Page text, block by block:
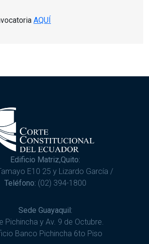
AQUÍ
Edificio Matriz,Quito:
E10 25 y Lizardo García /
Teléfono: (02) 394-1800
Sede Guayaquil:
Pichincha y Av. 9 de Octubre.
Banco Pichincha 6to Piso